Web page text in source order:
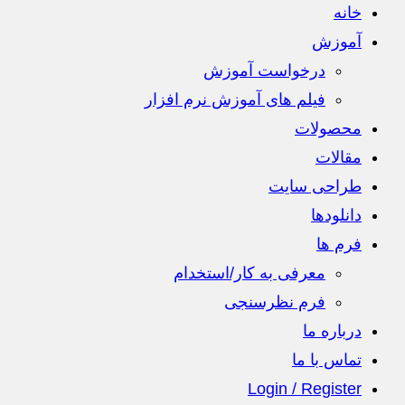
خانه
آموزش
درخواست آموزش
فیلم های آموزش نرم افزار
محصولات
مقالات
طراحی سایت
دانلودها
فرم ها
معرفی به کار/استخدام
فرم نظرسنجی
درباره ما
تماس با ما
Login / Register